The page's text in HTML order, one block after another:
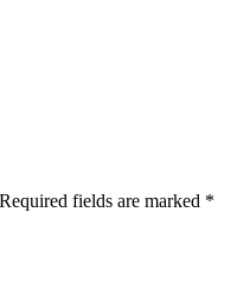
fields are marked *